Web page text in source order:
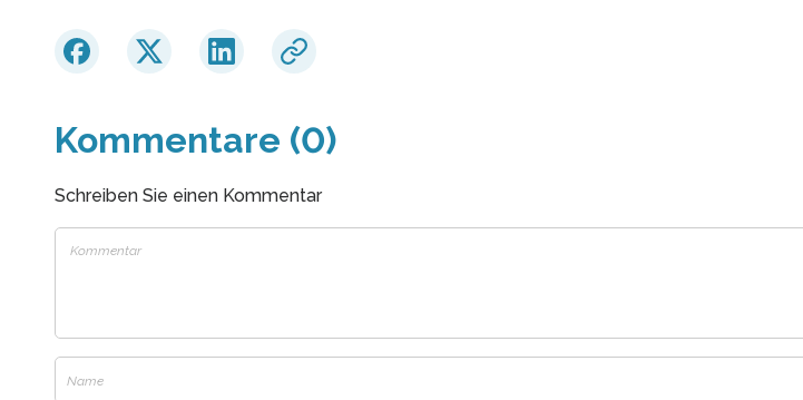
Kommentare (0)
Schreiben Sie einen Kommentar